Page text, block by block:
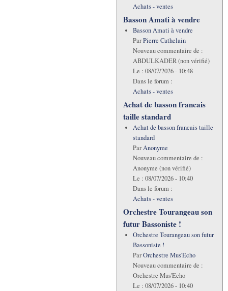
Achats - ventes
Basson Amati à vendre
Basson Amati à vendre
ParPierre Cathelain
Nouveau commentaire de :
ABDULKADER (non vérifié)
Le : 08/07/2026 - 10:48
Dans le forum :
Achats - ventes
Achat de basson francais
taille standard
Achat de basson francais taille
standard
ParAnonyme
Nouveau commentaire de :
Anonyme (non vérifié)
Le : 08/07/2026 - 10:40
Dans le forum :
Achats - ventes
Orchestre Tourangeau son
futur Bassoniste !
Orchestre Tourangeau son futur
Bassoniste !
ParOrchestre Mus'Echo
Nouveau commentaire de :
Orchestre Mus'Echo
Le : 08/07/2026 - 10:40